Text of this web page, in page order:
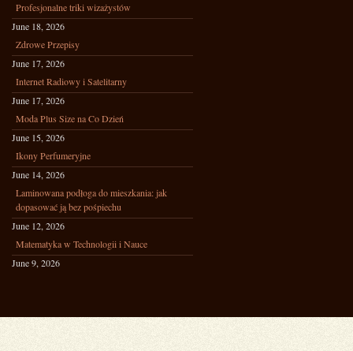
Profesjonalne triki wizażystów
June 18, 2026
Zdrowe Przepisy
June 17, 2026
Internet Radiowy i Satelitarny
June 17, 2026
Moda Plus Size na Co Dzień
June 15, 2026
Ikony Perfumeryjne
June 14, 2026
Laminowana podłoga do mieszkania: jak
dopasować ją bez pośpiechu
June 12, 2026
Matematyka w Technologii i Nauce
June 9, 2026